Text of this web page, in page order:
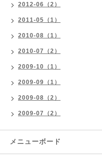
2012-06（2）
2011-05（1）
2010-08（1）
2010-07（2）
2009-10（1）
2009-09（1）
2009-08（2）
2009-07（2）
メニューボード